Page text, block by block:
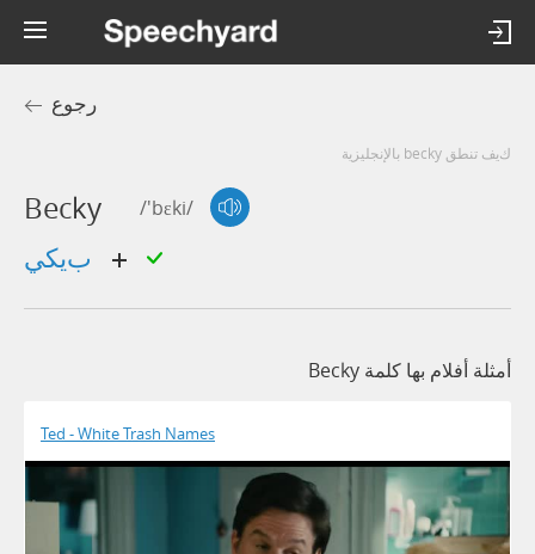
رجوع
كيف تنطق becky بالإنجليزية
Becky /'bɛki/
أمثلة أفلام بها كلمة Becky
Ted - White Trash Names